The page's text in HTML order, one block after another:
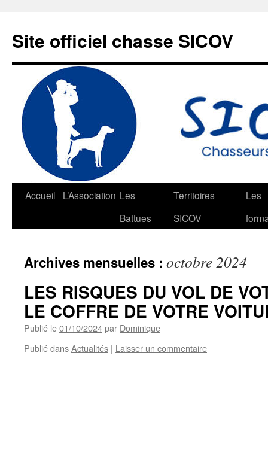
contenu
Site officiel chasse SICOV
Accueil L’Association Les
Battues
Territoires
SICOV
Les
Archives mensuelles : octobre 2024
LES RISQUES DU VOL DE
LE COFFRE DE VOTRE
Publié le01/10/2024par Dominique
Publié dansActualités | Laisser un commentaire